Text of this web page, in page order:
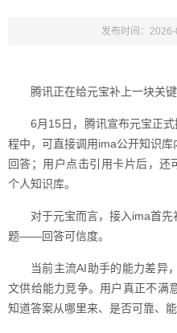
发布时间：
腾讯正在给元宝补上一块关键
6月15日，腾讯宣布元宝正
程中，可直接调用ima公开知识
回答；用户点击引用卡片后，还
个人知识库。
对于元宝而言，接入ima首
题——回答可信度。
当前主流AI助手的能力差异
文供给能力竞争。用户真正不满
知道答案从哪里来、是否可靠、能